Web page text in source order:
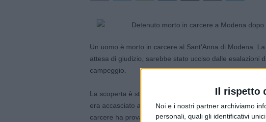
Il rispetto
Noi e i nostri partner archiviamo
personali, quali gli identificativi
Un uomo è morto in carcere al Sant’Anna di Modena.
attesa di giudizio, sarebbe stato ucciso dalle esalazioni
campeggio.
La scoperta è stata fatta da un agente della polizia
era accasciato a terra con il fornello che esalava
carcere ha provato a rianimarlo, ma è morto poco dopo